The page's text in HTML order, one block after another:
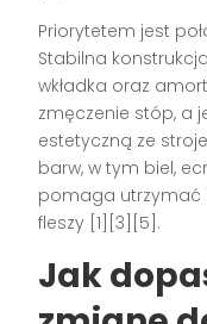
Priorytetem jest
Stabilna
wkładka oraz
zmęczenie stóp, a
estetyczną ze
barw, w tym biel,
pomaga utrzymać
fleszy [1][3][5].
Jak